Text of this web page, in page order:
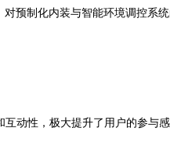
预制化内装与智能环境调控系
动性，极大提升了用户的参与